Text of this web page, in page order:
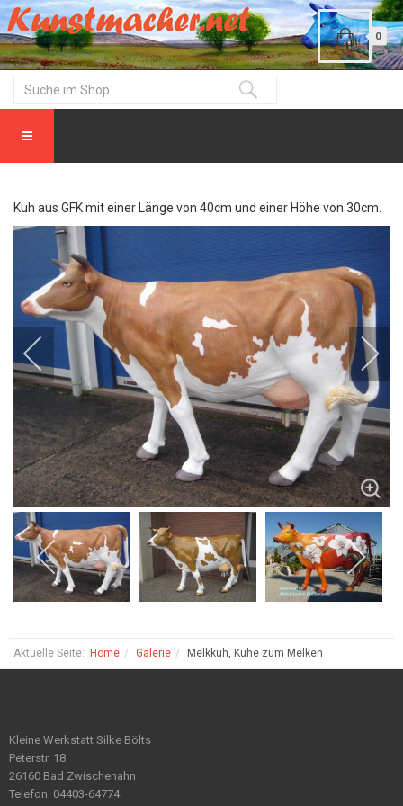
0
Kuh aus GFK mit einer Länge von 40cm und einer Höhe von 30cm.
Aktuelle Seite: Home Galerie Melkkuh, Kühe zum Melken
Kleine Werkstatt Silke Bölts
Peterstr. 18
26160 Bad Zwischenahn
Telefon: 04403-64774